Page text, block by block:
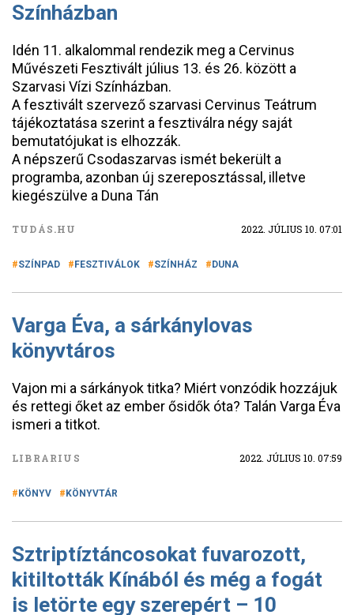
Színházban
Idén 11. alkalommal rendezik meg a Cervinus
Művészeti Fesztivált július 13. és 26. között a
Szarvasi Vízi Színházban.
A fesztivált szervező szarvasi Cervinus Teátrum
tájékoztatása szerint a fesztiválra négy saját
bemutatójukat is elhozzák.
A népszerű Csodaszarvas ismét bekerült a
programba, azonban új szereposztással, illetve
kiegészülve a Duna Tán
TUDÁS.HU 2022. JÚLIUS 10. 07:01
SZÍNPAD FESZTIVÁLOK SZÍNHÁZ DUNA
Varga Éva, a sárkánylovas
könyvtáros
Vajon mi a sárkányok titka? Miért vonzódik hozzájuk
és rettegi őket az ember ősidők óta? Talán Varga Éva
ismeri a titkot.
LIBRARIUS 2022. JÚLIUS 10. 07:59
KÖNYV KÖNYVTÁR
Sztriptíztáncosokat fuvarozott,
kitiltották Kínából és még a fogát
is letörte egy szerepért – 10